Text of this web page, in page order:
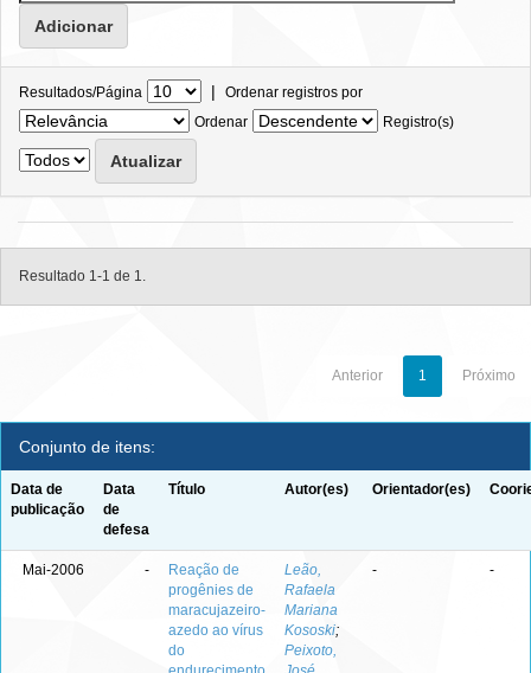
Resultados/Página | Ordenar registros por
Ordenar
Registro(s)
Resultado 1-1 de 1.
Anterior 1 Próximo
Conjunto de itens:
Data de
publicação
Data
de
defesa
Título Autor(es) Orientador(es)
Mai-2006 -
Reação de
progênies de
maracujazeiro-
azedo ao vírus
do
Leão,
Rafaela
Mariana
Kososki;
Peixoto,
- -